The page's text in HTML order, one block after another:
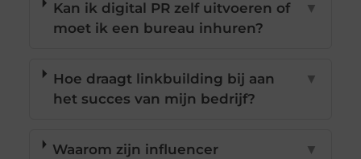
Kan ik digital PR zelf uitvoeren of
moet ik een bureau inhuren?
▼
Hoe draagt linkbuilding bij aan
het succes van mijn bedrijf?
▼
Waarom zijn influencer
▼